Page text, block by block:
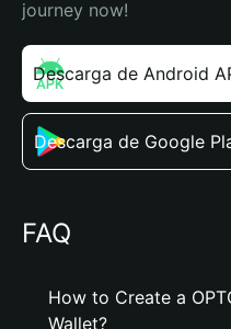
journey now!
Descarga de Android
Descarga de Google
FAQ
How to Create a
Wallet?